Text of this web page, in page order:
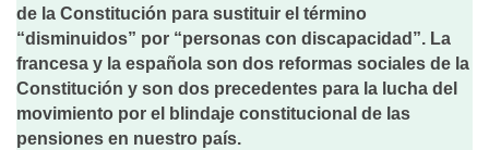
de la Constitución para sustituir el término
“disminuidos” por “personas con discapacidad”. La
francesa y la española son dos reformas sociales de la
Constitución y son dos precedentes para la lucha del
movimiento por el blindaje constitucional de las
pensiones en nuestro país.